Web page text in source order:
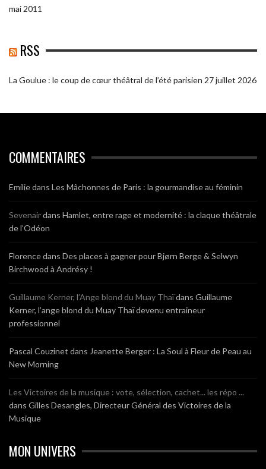
mai 2011
RSS
La Goulue : le coup de cœur théâtral de l’été parisien 27 juillet 2026
COMMENTAIRES
Emiliedans Les Mâchonnes de Paris : la gourmandise au féminin
Sevenairdans Hamlet, entre rage et modernité : la claque théâtrale
de l’Odéon
Florencedans Des places à gagner pour Bjørn Berge & Selwyn
Birchwood à Andrésy !
Guillaume Kerner, l’Ange blond du Muay Thaïdans Guillaume
Kerner, l’ange blond du Muay Thaï devenu entraineur
professionnel
Pascal Couzinet dans Jeanette Berger : La Soul à Fleur de Peau au
New Morning
Les Victoires de la musique : vote, sélection, cachet... les répo ...
dans Gilles Desangles, Directeur Général des Victoires de la
Musique
MON UNIVERS